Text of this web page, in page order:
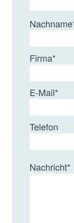
Cogent
Nachname
Firma*
E-Mail*
Telefon
Nachricht*